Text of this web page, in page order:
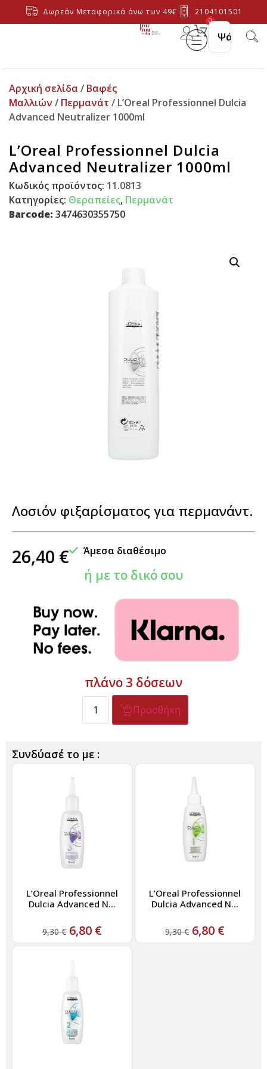
Δωρεάν Μεταφορικά άνω των 49€ 2104101501
0
Αρχική σελίδα / Βαφές
Μαλλιών / Περμανάτ / L’Oreal Professionnel Dulcia
Advanced Neutralizer 1000ml
L’Oreal Professionnel Dulcia
Advanced Neutralizer 1000ml
Κωδικός προϊόντος: 11.0813
Κατηγορίες: Θεραπείες, Περμανάτ
Barcode: 3474630355750
Λοσιόν φιξαρίσματος για περμανάντ.
26,40 € Άμεσα διαθέσιμο
ή με το δικό σου
πλάνο 3 δόσεων
Προσθήκη
Συνδύασέ το με :
L’Oreal Professionnel
Dulcia Advanced N...
9,30€ 6,80 €
L’Oreal Professionnel
Dulcia Advanced N...
9,30€ 6,80 €